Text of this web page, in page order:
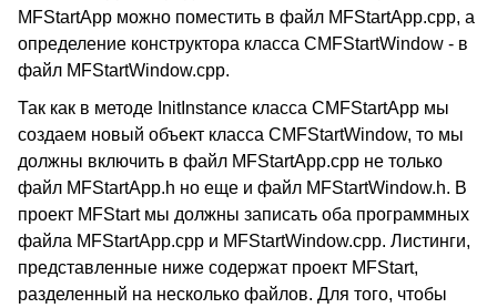
MFStartApp можно поместить в файл MFStartApp.cpp, а
определение конструктора класса CMFStartWindow - в
файл MFStartWindow.cpp.
Так как в методе InitInstance класса CMFStartApp мы
создаем новый объект класса CMFStartWindow, то мы
должны включить в файл MFStartApp.cpp не только
файл MFStartApp.h но еще и файл MFStartWindow.h. В
проект MFStart мы должны записать оба программных
файла MFStartApp.cpp и MFStartWindow.cpp. Листинги,
представленные ниже содержат проект MFStart,
разделенный на несколько файлов. Для того, чтобы